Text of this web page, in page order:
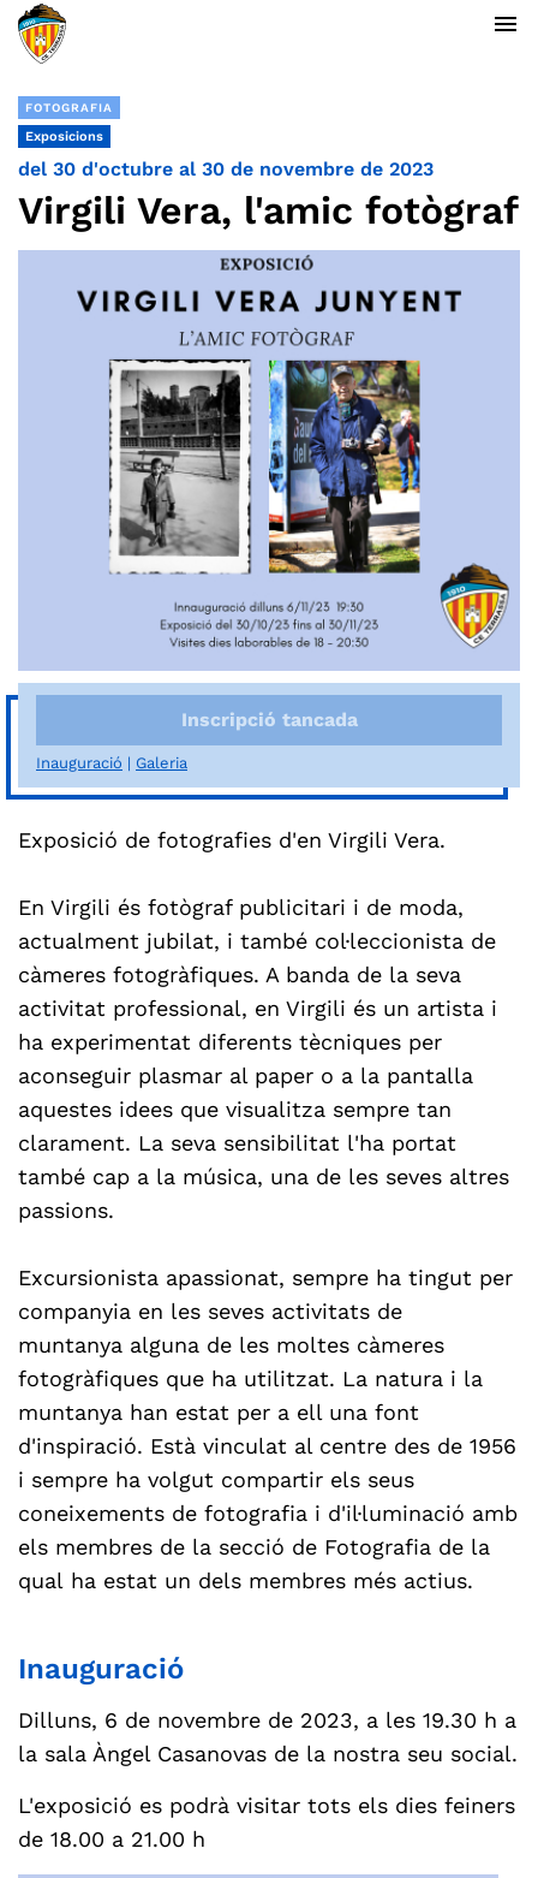
menu
FOTOGRAFIA
Exposicions
del 30 d'octubre al 30 de novembre de 2023
Virgili Vera, l'amic fotògraf
Inscripció tancada
Inauguració Galeria
Exposició de fotografies d'en Virgili Vera.
En Virgili és fotògraf publicitari i de moda,
actualment jubilat, i també col·leccionista de
càmeres fotogràfiques. A banda de la seva
activitat professional, en Virgili és un artista i
ha experimentat diferents tècniques per
aconseguir plasmar al paper o a la pantalla
aquestes idees que visualitza sempre tan
clarament. La seva sensibilitat l'ha portat
també cap a la música, una de les seves altres
passions.
Excursionista apassionat, sempre ha tingut per
companyia en les seves activitats de
muntanya alguna de les moltes càmeres
fotogràfiques que ha utilitzat. La natura i la
muntanya han estat per a ell una font
d'inspiració. Està vinculat al centre des de 1956
i sempre ha volgut compartir els seus
coneixements de fotografia i d'il·luminació amb
els membres de la secció de Fotografia de la
qual ha estat un dels membres més actius.
Inauguració
Dilluns, 6 de novembre de 2023, a les 19.30 h a
la sala Àngel Casanovas de la nostra seu social.
L'exposició es podrà visitar tots els dies feiners
de 18.00 a 21.00 h